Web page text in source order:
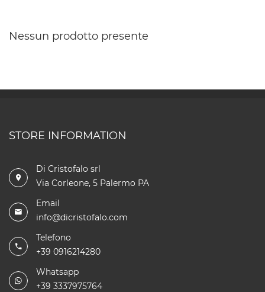
Nessun prodotto presente
STORE INFORMATION
Di Cristofalo srl
Via Corleone, 5 Palermo PA
Email
info@dicristofalo.com
Telefono
+39 0916214280
Whatsapp
+39 3337975764